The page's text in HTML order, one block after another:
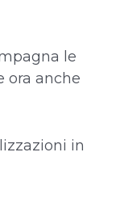
le
ora anche
in